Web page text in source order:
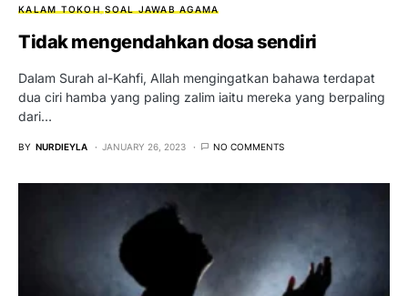
KALAM TOKOH SOAL JAWAB AGAMA
Tidak mengendahkan dosa sendiri
Dalam Surah al-Kahfi, Allah mengingatkan bahawa terdapat
dua ciri hamba yang paling zalim iaitu mereka yang berpaling
dari…
BY NURDIEYLA JANUARY 26, 2023 NO COMMENTS